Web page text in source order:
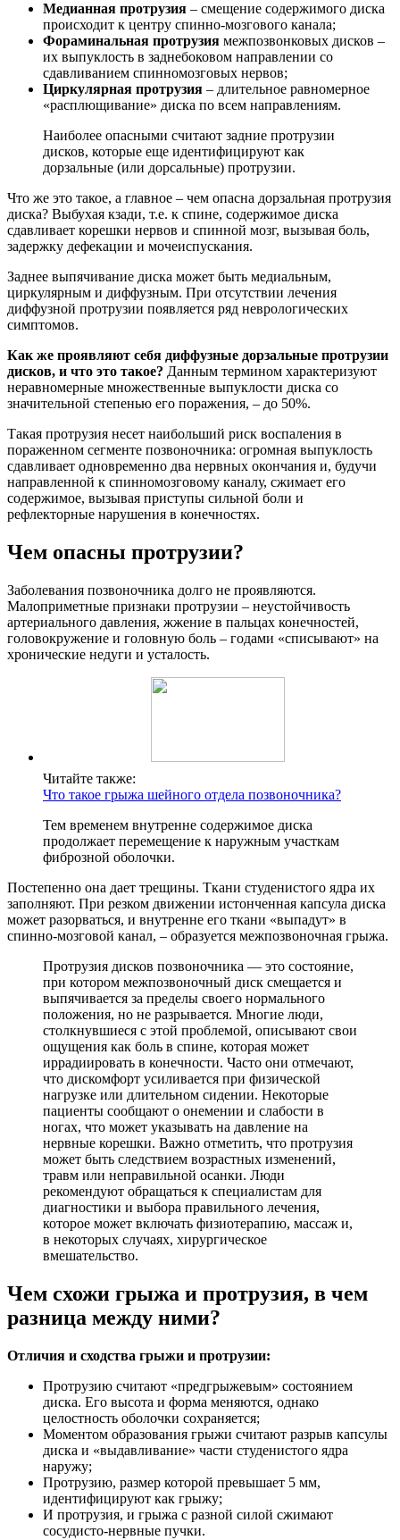
Медианная протрузия – смещение содержимого диска
происходит к центру спинно-мозгового канала;
Фораминальная протрузия межпозвонковых дисков –
их выпуклость в заднебоковом направлении со
сдавливанием спинномозговых нервов;
Циркулярная протрузия – длительное равномерное
«расплющивание» диска по всем направлениям.
Наиболее опасными считают задние протрузии
дисков, которые еще идентифицируют как
дорзальные (или дорсальные) протрузии.
Что же это такое, а главное – чем опасна дорзальная протрузия
диска? Выбухая кзади, т.е. к спине, содержимое диска
сдавливает корешки нервов и спинной мозг, вызывая боль,
задержку дефекации и мочеиспускания.
Заднее выпячивание диска может быть медиальным,
циркулярным и диффузным. При отсутствии лечения
диффузной протрузии появляется ряд неврологических
симптомов.
Как же проявляют себя диффузные дорзальные протрузии
дисков, и что это такое? Данным термином характеризуют
неравномерные множественные выпуклости диска со
значительной степенью его поражения, – до 50%.
Такая протрузия несет наибольший риск воспаления в
пораженном сегменте позвоночника: огромная выпуклость
сдавливает одновременно два нервных окончания и, будучи
направленной к спинномозговому каналу, сжимает его
содержимое, вызывая приступы сильной боли и
рефлекторные нарушения в конечностях.
Чем опасны протрузии?
Заболевания позвоночника долго не проявляются.
Малоприметные признаки протрузии – неустойчивость
артериального давления, жжение в пальцах конечностей,
головокружение и головную боль – годами «списывают» на
хронические недуги и усталость.
Читайте также:
Что такое грыжа шейного отдела позвоночника?
Тем временем внутренне содержимое диска
продолжает перемещение к наружным участкам
фиброзной оболочки.
Постепенно она дает трещины. Ткани студенистого ядра их
заполняют. При резком движении истонченная капсула диска
может разорваться, и внутренне его ткани «выпадут» в
спинно-мозговой канал, – образуется межпозвоночная грыжа.
Протрузия дисков позвоночника — это состояние,
при котором межпозвоночный диск смещается и
выпячивается за пределы своего нормального
положения, но не разрывается. Многие люди,
столкнувшиеся с этой проблемой, описывают свои
ощущения как боль в спине, которая может
иррадиировать в конечности. Часто они отмечают,
что дискомфорт усиливается при физической
нагрузке или длительном сидении. Некоторые
пациенты сообщают о онемении и слабости в
ногах, что может указывать на давление на
нервные корешки. Важно отметить, что протрузия
может быть следствием возрастных изменений,
травм или неправильной осанки. Люди
рекомендуют обращаться к специалистам для
диагностики и выбора правильного лечения,
которое может включать физиотерапию, массаж и,
в некоторых случаях, хирургическое
вмешательство.
Чем схожи грыжа и протрузия, в чем
разница между ними?
Отличия и сходства грыжи и протрузии:
Протрузию считают «предгрыжевым» состоянием
диска. Его высота и форма меняются, однако
целостность оболочки сохраняется;
Моментом образования грыжи считают разрыв капсулы
диска и «выдавливание» части студенистого ядра
наружу;
Протрузию, размер которой превышает 5 мм,
идентифицируют как грыжу;
И протрузия, и грыжа с разной силой сжимают
сосудисто-нервные пучки.